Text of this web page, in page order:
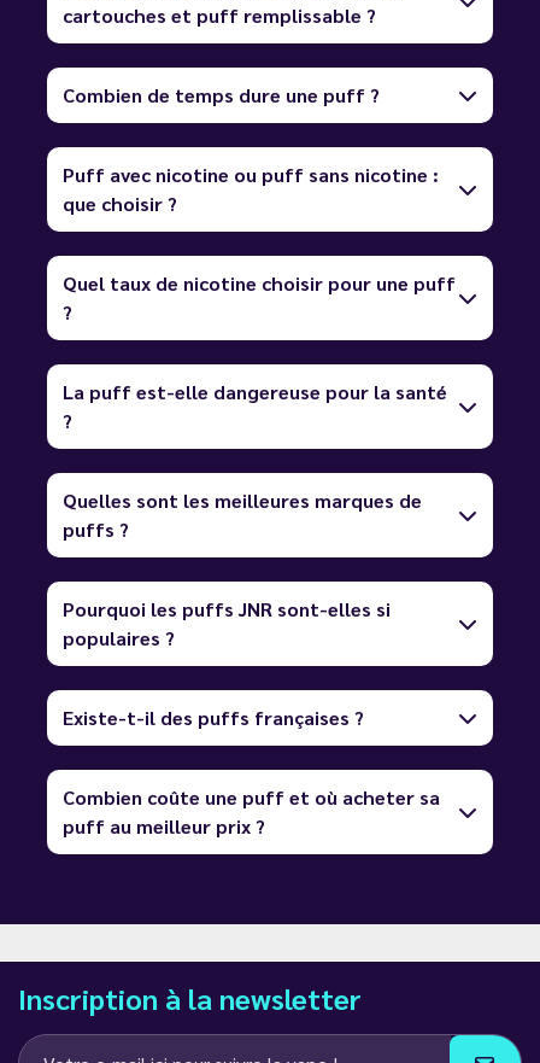
cartouches et puff remplissable ?
Combien de temps dure une puff ?
Puff avec nicotine ou puff sans nicotine :
que choisir ?
Quel taux de nicotine choisir pour une puff
?
La puff est-elle dangereuse pour la santé
?
Quelles sont les meilleures marques de
puffs ?
Pourquoi les puffs JNR sont-elles si
populaires ?
Existe-t-il des puffs françaises ?
Combien coûte une puff et où acheter sa
puff au meilleur prix ?
Inscription à la newsletter